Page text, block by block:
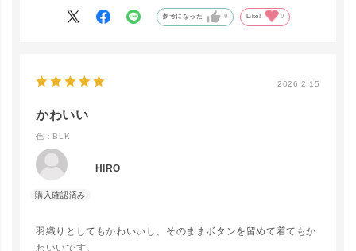
参考になった 0 Like! 0
2026.2.15
かわいい
色：BLK
HIRO
羽織りとしてもかわいいし、そのままボタンを留めて着てもか
わいいです。